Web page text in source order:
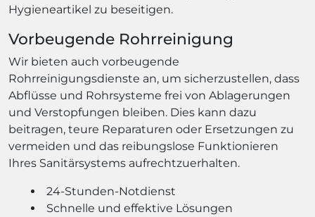
Hygieneartikel zu beseitigen.
Vorbeugende Rohrreinigung
Wir bieten auch vorbeugende
Rohrreinigungsdienste an, um sicherzustellen, dass
Abflüsse und Rohrsysteme frei von Ablagerungen
und Verstopfungen bleiben. Dies kann dazu
beitragen, teure Reparaturen oder Ersetzungen zu
vermeiden und das reibungslose Funktionieren
Ihres Sanitärsystems aufrechtzuerhalten.
24-Stunden-Notdienst
Schnelle und effektive Lösungen